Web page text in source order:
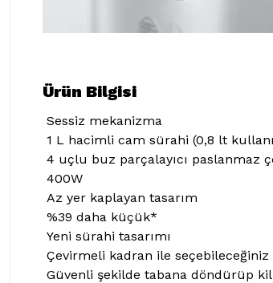
Ürün Bilgisi
Sessiz mekanizma
1 L hacimli cam sürahi (0,8 lt
4 uçlu buz parçalayıcı paslanmaz
400W
Az yer kaplayan tasarım
%39 daha küçük*
Yeni sürahi tasarımı
Çevirmeli kadran ile seçebileceğiniz
Güvenli şekilde tabana döndürüp